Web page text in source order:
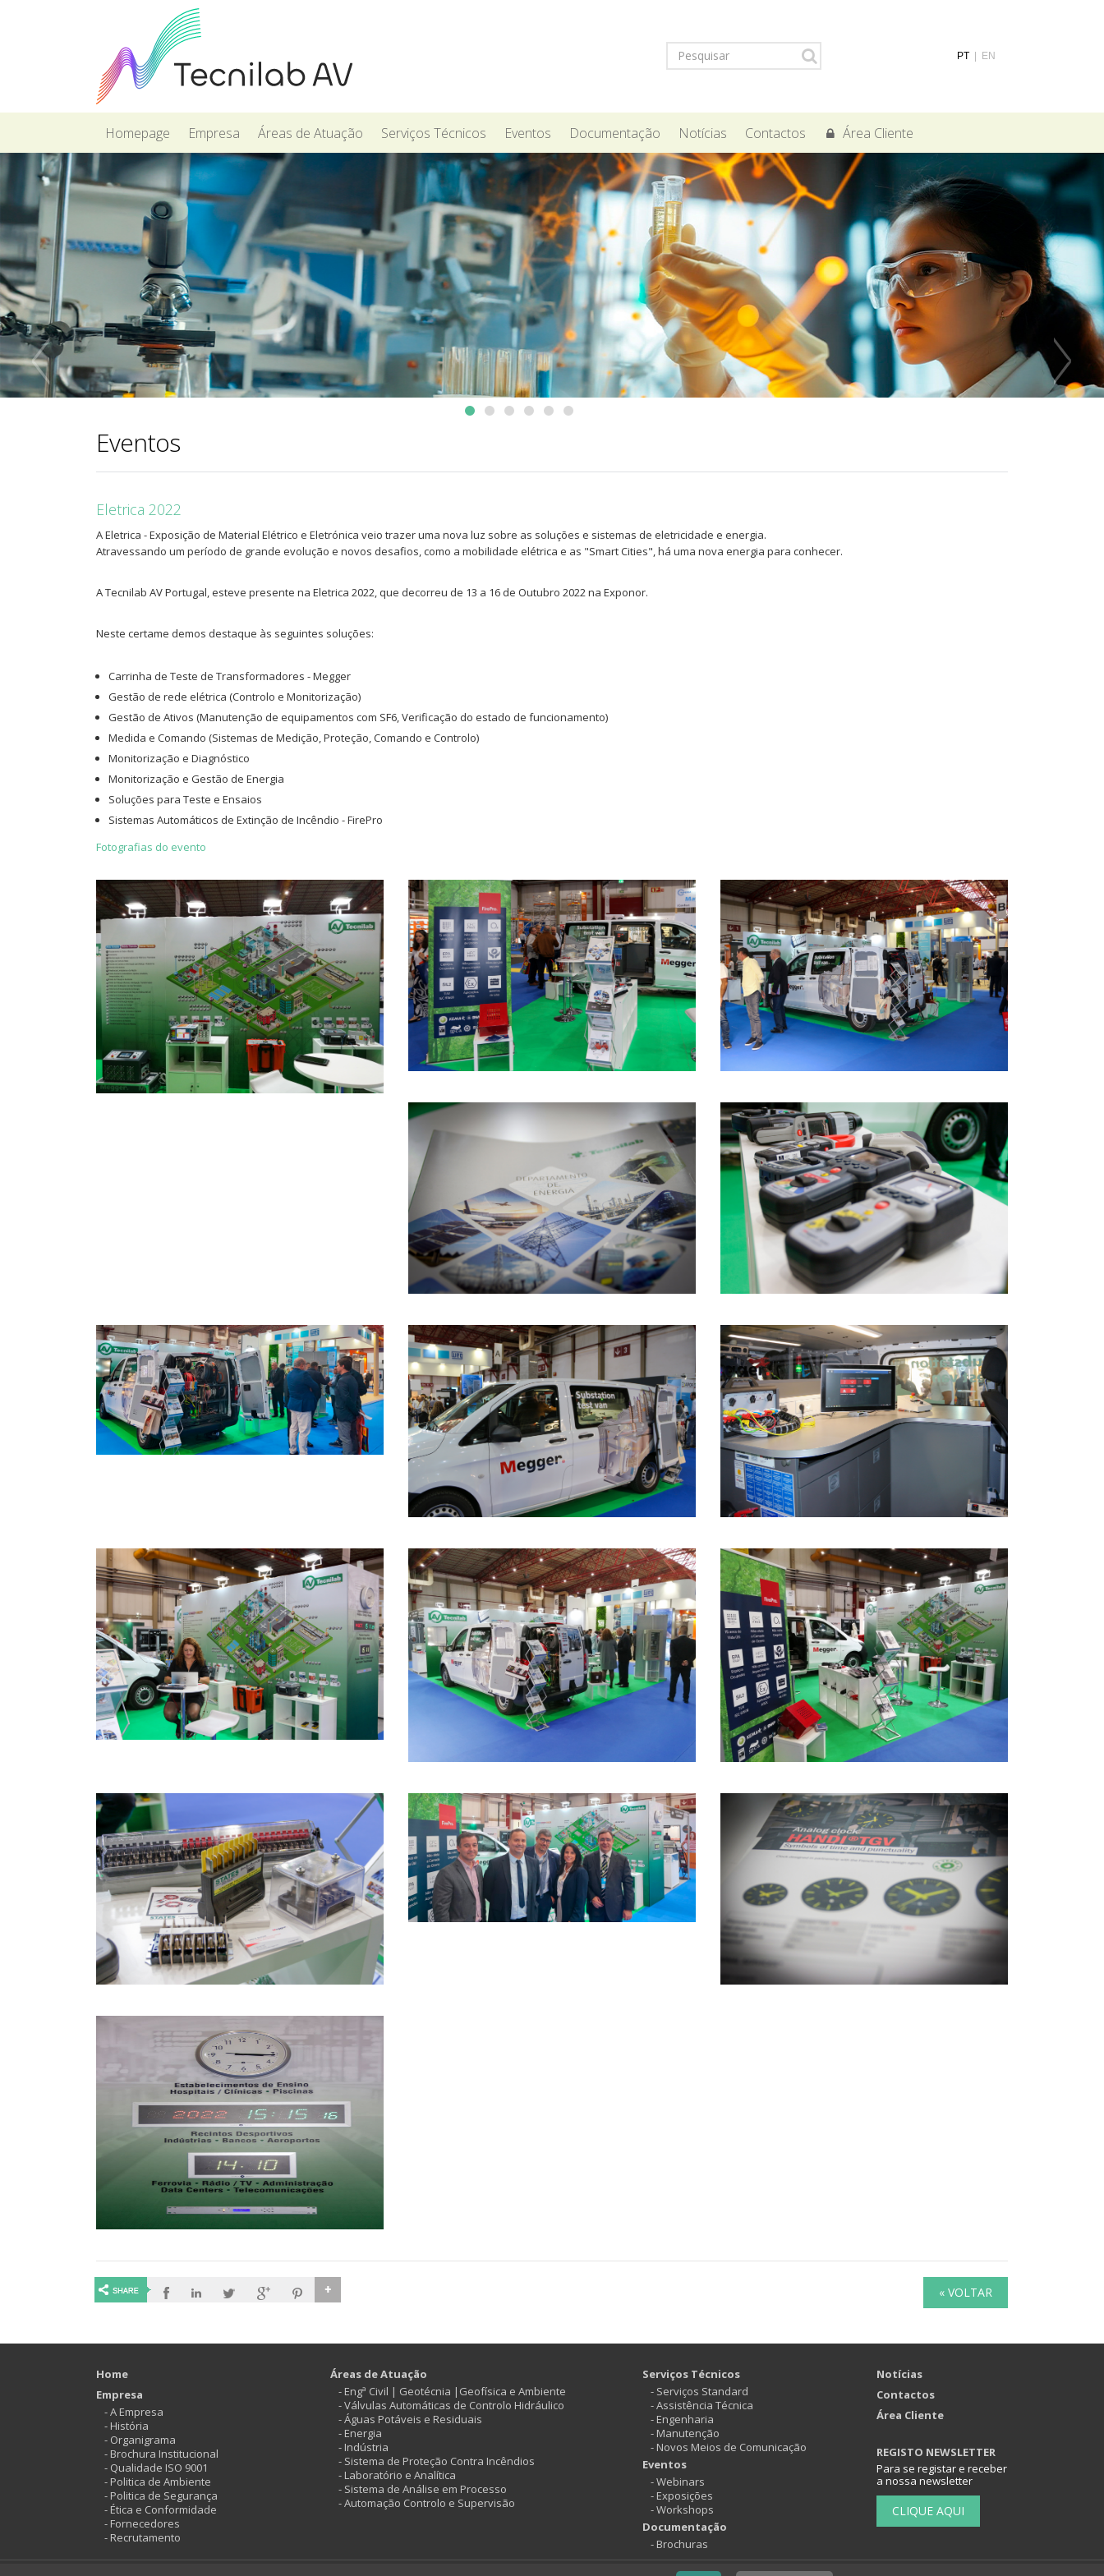
PT EN
Homepage Empresa Áreas de Atuação Serviços Técnicos Eventos Documentação Notícias Contactos Área Cliente
Eventos
Eletrica 2022
A Eletrica - Exposição de Material Elétrico e Eletrónica veio trazer uma nova luz sobre as soluções e sistemas de eletricidade e energia.
Atravessando um período de grande evolução e novos desafios, como a mobilidade elétrica e as "Smart Cities", há uma nova energia para conhecer.
A Tecnilab AV Portugal, esteve presente na Eletrica 2022, que decorreu de 13 a 16 de Outubro 2022 na Exponor.
Neste certame demos destaque às seguintes soluções:
Carrinha de Teste de Transformadores - Megger
Gestão de rede elétrica (Controlo e Monitorização)
Gestão de Ativos (Manutenção de equipamentos com SF6, Verificação do estado de funcionamento)
Medida e Comando (Sistemas de Medição, Proteção, Comando e Controlo)
Monitorização e Diagnóstico
Monitorização e Gestão de Energia
Soluções para Teste e Ensaios
Sistemas Automáticos de Extinção de Incêndio - FirePro
Fotografias do evento
« VOLTAR
Home
Empresa
- A Empresa
- História
- Organigrama
- Brochura Institucional
- Qualidade ISO 9001
- Politica de Ambiente
- Politica de Segurança
- Ética e Conformidade
- Fornecedores
- Recrutamento
Áreas de Atuação
- Engª Civil | Geotécnia |Geofísica e Ambiente
- Válvulas Automáticas de Controlo Hidráulico
- Águas Potáveis e Residuais
- Energia
- Indústria
- Sistema de Proteção Contra Incêndios
- Laboratório e Analítica
- Sistema de Análise em Processo
- Automação Controlo e Supervisão
Serviços Técnicos
- Serviços Standard
- Assistência Técnica
- Engenharia
- Manutenção
- Novos Meios de Comunicação
Eventos
- Webinars
- Exposições
- Workshops
Documentação
- Brochuras
Notícias
Contactos
Área Cliente
REGISTO NEWSLETTER
Para se registar e receber
a nossa newsletter